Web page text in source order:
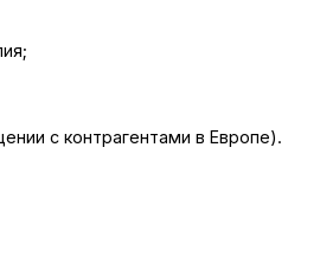
с контрагентами в Европе).